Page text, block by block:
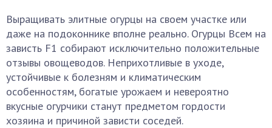
Выращивать элитные огурцы на своем участке или
даже на подоконнике вполне реально. Огурцы Всем на
зависть F1 собирают исключительно положительные
отзывы овощеводов. Неприхотливые в уходе,
устойчивые к болезням и климатическим
особенностям, богатые урожаем и невероятно
вкусные огурчики станут предметом гордости
хозяина и причиной зависти соседей.